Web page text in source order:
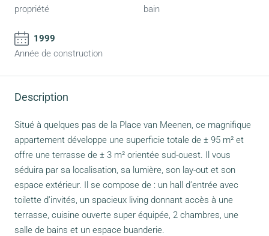
propriété
bain
1999
Année de construction
Description
Situé à quelques pas de la Place van Meenen, ce magnifique
appartement développe une superficie totale de ± 95 m² et
offre une terrasse de ± 3 m² orientée sud-ouest. Il vous
séduira par sa localisation, sa lumière, son lay-out et son
espace extérieur. Il se compose de : un hall d’entrée avec
toilette d’invités, un spacieux living donnant accès à une
terrasse, cuisine ouverte super équipée, 2 chambres, une
salle de bains et un espace buanderie.